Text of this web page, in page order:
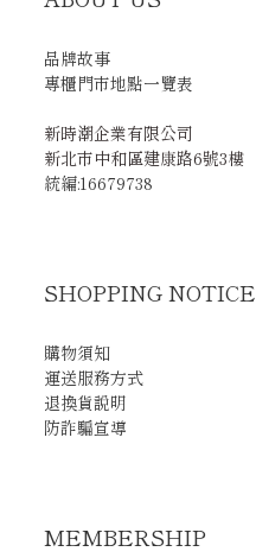
品牌故事
專櫃門市地點一覽表
新時潮企業有限公司
新北市中和區建康路6號3樓
統編:16679738
SHOPPING NOTICE
購物須知
運送服務方式
退換貨說明
防詐騙宣導
MEMBERSHIP